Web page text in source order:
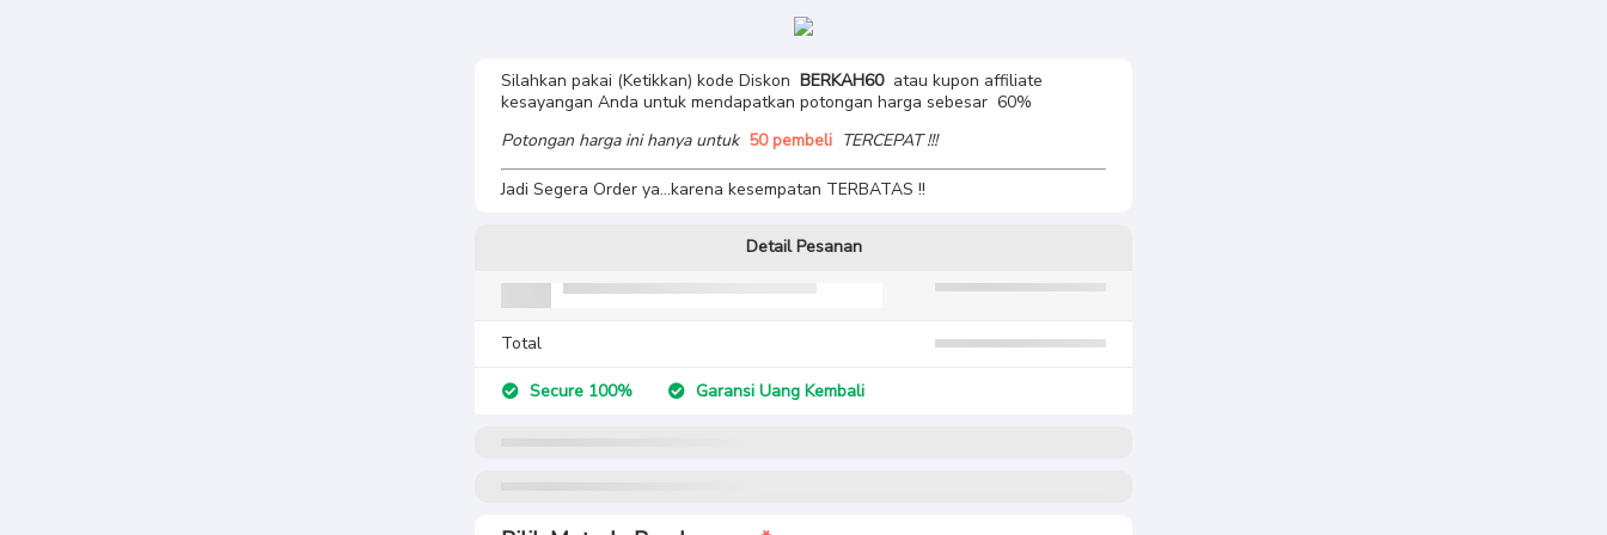
Silahkan pakai (Ketikkan) kode Diskon BERKAH60 atau kupon affiliate
kesayangan Anda untuk mendapatkan potongan harga sebesar 60%
Potongan harga ini hanya untuk 50 pembeli TERCEPAT !!!
Jadi Segera Order ya…karena kesempatan TERBATAS !!
Detail Pesanan
Total
Secure 100% Garansi Uang Kembali